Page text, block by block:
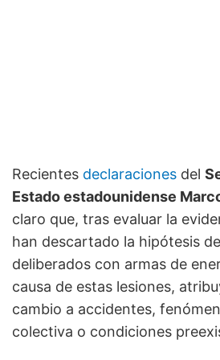
Recientes declaraciones del
Estado estadounidense
claro que, tras evaluar la
han descartado la hipótesis
deliberados con armas de
causa de estas lesiones,
cambio a accidentes,
colectiva o condiciones